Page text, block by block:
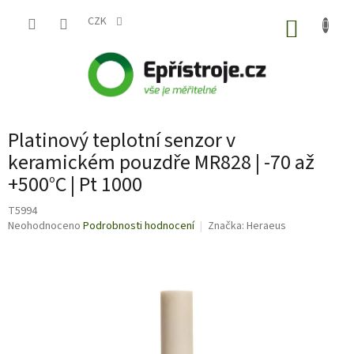
CZK
Platinový teplotní senzor v
keramickém pouzdře MR828 | -70 až
+500°C | Pt 1000
T5994
Průměrné
Neohodnoceno Podrobnosti hodnocení Značka: Heraeus